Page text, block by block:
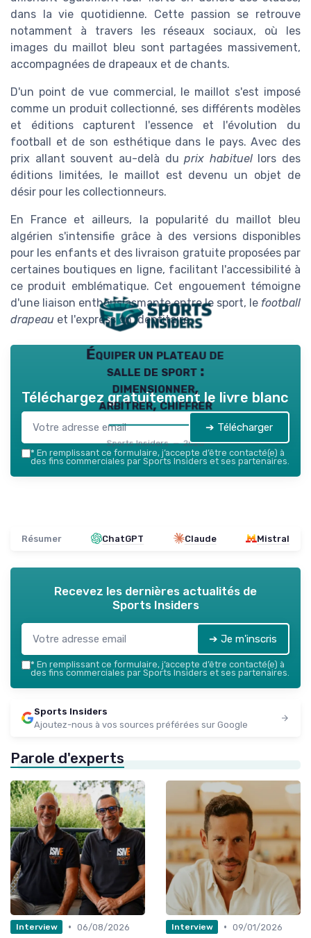
dans la vie quotidienne. Cette passion se retrouve
notamment à travers les réseaux sociaux, où les
images du maillot bleu sont partagées massivement,
accompagnées de drapeaux et de chants.
D'un point de vue commercial, le maillot s'est imposé
comme un produit collectionné, ses différents modèles
et éditions capturent l'essence et l'évolution du
football et de son esthétique dans le pays. Avec des
prix allant souvent au-delà duprix habituellors des
éditions limitées, le maillot est devenu un objet de
désir pour les collectionneurs.
En France et ailleurs, la popularité du maillot bleu
algérien s'intensifie grâce à des versions disponibles
pour les enfants et des livraison gratuite proposées par
certaines boutiques en ligne, facilitant l'accessibilité à
ce produit emblématique. Cet engouement témoigne
d'une liaison enthousiasmante entre le sport, le football
drapeau et l'expression identitaire.
Équiper un plateau de
salle de sport :
dimensionner,
arbitrer, chiffrer
Sports Insiders — 2026
Téléchargez gratuitement le livre blanc
➔ Télécharger
* En remplissant ce formulaire, j’accepte d’être contacté(e) à
des fins commerciales par Sports Insiders et ses partenaires.
Résumer ChatGPT Claude Mistral
Recevez les dernières actualités de
Sports Insiders
➔ Je m'inscris
* En remplissant ce formulaire, j’accepte d’être contacté(e) à
des fins commerciales par Sports Insiders et ses partenaires.
Sports Insiders
Ajoutez-nous à vos sources préférées sur Google
Parole d'experts
Interview • 06/08/2026
Interview • 09/01/2026